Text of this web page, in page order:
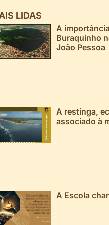
LIDAS
A
Buraquinho
João Pessoa
A restinga,
associado à
A Escola